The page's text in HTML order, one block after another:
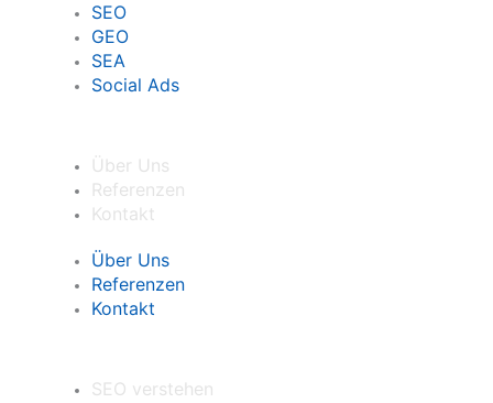
SEO
GEO
SEA
Social Ads
Über Uns
Referenzen
Kontakt
Über Uns
Referenzen
Kontakt
SEO verstehen